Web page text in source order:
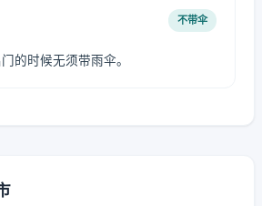
不带伞
的时候无须带雨伞。